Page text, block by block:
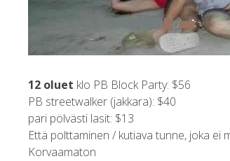
12 oluet klo PB Block Party: $56
PB streetwalker (jakkara): $40
pari pölvästi lasit: $13
Että polttaminen / kutiava tunne, joka ei
Korvaamaton